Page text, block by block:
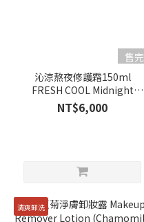
售完
沁涼熬夜修護霜150ml
FRESH COOL Midnight
Recovery Treatment
NT$6,000
清爽卸洗